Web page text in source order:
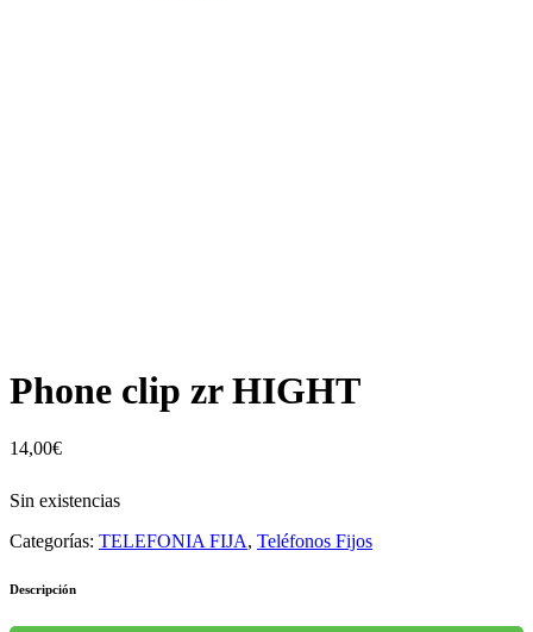
Phone clip zr HIGHT
14,00€
Sin existencias
Categorías: TELEFONIA FIJA, Teléfonos Fijos
Descripción